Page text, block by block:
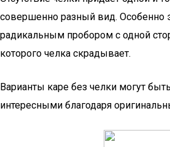
совершенно разный вид. Особенно
радикальным пробором с одной
которого челка скрадывает.
Варианты каре без челки могут
интересными благодаря